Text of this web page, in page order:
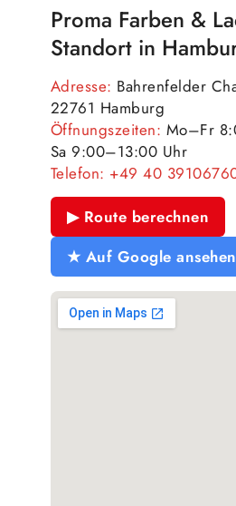
Proma Farben &
Standort in
Adresse: Bahrenfelder
22761 Hamburg
Öffnungszeiten: Mo–Fr
Sa 9:00–13:00 Uhr
Telefon: +49 40
▶ Route berechnen
★ Auf Google